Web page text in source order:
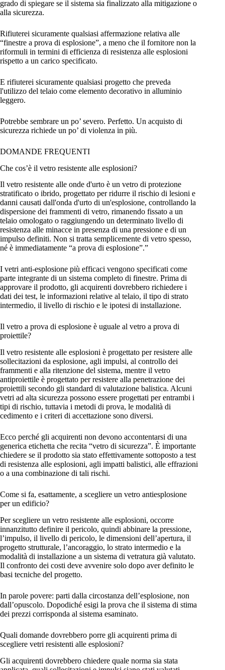
grado di spiegare se il sistema sia finalizzato alla mitigazione o
alla sicurezza.
Rifiuterei sicuramente qualsiasi affermazione relativa alle
“finestre a prova di esplosione”, a meno che il fornitore non la
riformuli in termini di efficienza di resistenza alle esplosioni
rispetto a un carico specificato.
E rifiuterei sicuramente qualsiasi progetto che preveda
l'utilizzo del telaio come elemento decorativo in alluminio
leggero.
Potrebbe sembrare un po’ severo. Perfetto. Un acquisto di
sicurezza richiede un po’ di violenza in più.
DOMANDE FREQUENTI
Che cos’è il vetro resistente alle esplosioni?
Il vetro resistente alle onde d'urto è un vetro di protezione
stratificato o ibrido, progettato per ridurre il rischio di lesioni e
danni causati dall'onda d'urto di un'esplosione, controllando la
dispersione dei frammenti di vetro, rimanendo fissato a un
telaio omologato o raggiungendo un determinato livello di
resistenza alle minacce in presenza di una pressione e di un
impulso definiti. Non si tratta semplicemente di vetro spesso,
né è immediatamente “a prova di esplosione”.”
I vetri anti-esplosione più efficaci vengono specificati come
parte integrante di un sistema completo di finestre. Prima di
approvare il prodotto, gli acquirenti dovrebbero richiedere i
dati dei test, le informazioni relative al telaio, il tipo di strato
intermedio, il livello di rischio e le ipotesi di installazione.
Il vetro a prova di esplosione è uguale al vetro a prova di
proiettile?
Il vetro resistente alle esplosioni è progettato per resistere alle
sollecitazioni da esplosione, agli impulsi, al controllo dei
frammenti e alla ritenzione del sistema, mentre il vetro
antiproiettile è progettato per resistere alla penetrazione dei
proiettili secondo gli standard di valutazione balistica. Alcuni
vetri ad alta sicurezza possono essere progettati per entrambi i
tipi di rischio, tuttavia i metodi di prova, le modalità di
cedimento e i criteri di accettazione sono diversi.
Ecco perché gli acquirenti non devono accontentarsi di una
generica etichetta che recita “vetro di sicurezza”. È importante
chiedere se il prodotto sia stato effettivamente sottoposto a test
di resistenza alle esplosioni, agli impatti balistici, alle effrazioni
o a una combinazione di tali rischi.
Come si fa, esattamente, a scegliere un vetro antiesplosione
per un edificio?
Per scegliere un vetro resistente alle esplosioni, occorre
innanzitutto definire il pericolo, quindi abbinare la pressione,
l’impulso, il livello di pericolo, le dimensioni dell’apertura, il
progetto strutturale, l’ancoraggio, lo strato intermedio e la
modalità di installazione a un sistema di vetratura già valutato.
Il confronto dei costi deve avvenire solo dopo aver definito le
basi tecniche del progetto.
In parole povere: parti dalla circostanza dell’esplosione, non
dall’opuscolo. Dopodiché esigi la prova che il sistema di stima
dei prezzi corrisponda al sistema esaminato.
Quali domande dovrebbero porre gli acquirenti prima di
scegliere vetri resistenti alle esplosioni?
Gli acquirenti dovrebbero chiedere quale norma sia stata